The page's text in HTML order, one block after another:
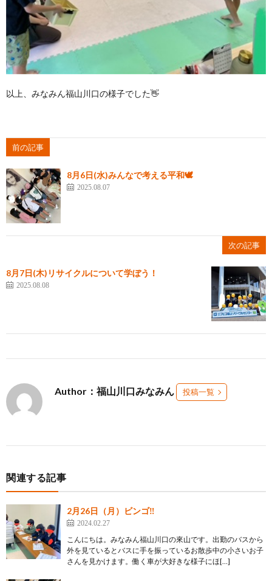
以上、みなみん福山川口の様子でした👋
前の記事
8月6日(水)みんなで考える平和🕊️
2025.08.07
次の記事
8月7日(木)リサイクルについて学ぼう！
2025.08.08
Author：福山川口みなみん 投稿一覧
関連する記事
2月26日（月）ビンゴ‼
2024.02.27
こんにちは。みなみん福山川口の來山です。出勤のバスから
外を見ているとバスに手を振っているお散歩中の小さいお子
さんを見かけます。働く車が大好きな様子にほ[…]